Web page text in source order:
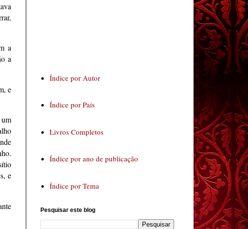
a
a
e
e
Índice por Autor
Índice por País
Livros Completos
Índice por ano de publicação
Índice por Tema
Pesquisar este blog